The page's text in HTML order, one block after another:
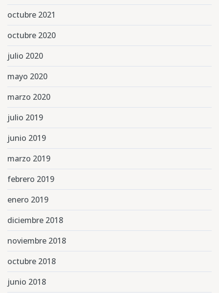
octubre 2021
octubre 2020
julio 2020
mayo 2020
marzo 2020
julio 2019
junio 2019
marzo 2019
febrero 2019
enero 2019
diciembre 2018
noviembre 2018
octubre 2018
junio 2018